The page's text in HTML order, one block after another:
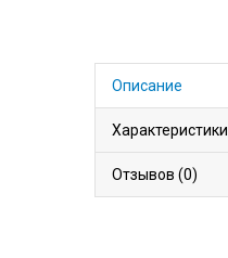
Описание
Характеристики
Отзывов (0)